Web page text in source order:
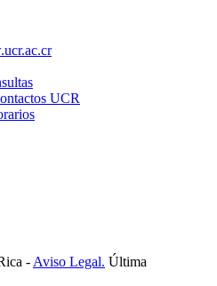
UCR
- Aviso Legal. Última